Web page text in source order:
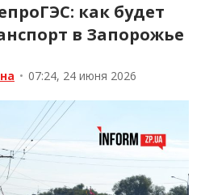
как будет
в Запорожье
• 07:24, 24 июня 2026